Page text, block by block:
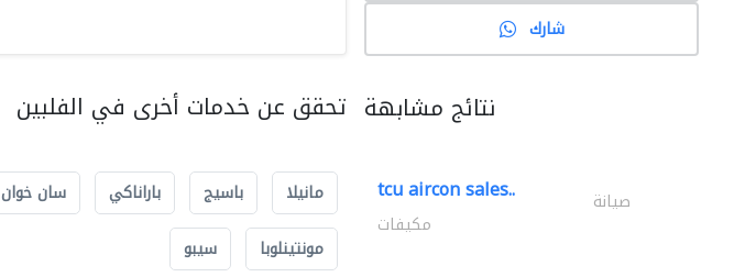
تحقق عن خدمات أخرى في الفلبين
مانيلا باسيج باراناكي سان خوان
مونتينلوبا
سيبو
شارك
نتائج مشابهة
tcu aircon sales.. صيانة
مكيفات